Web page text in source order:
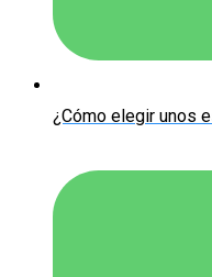
¿Cómo elegir unos